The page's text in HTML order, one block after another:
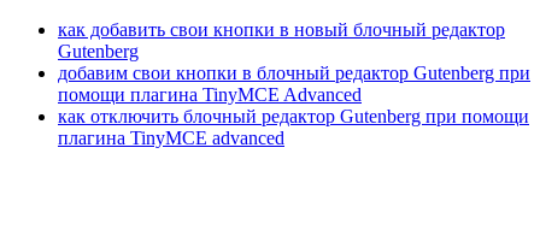
как добавить свои кнопки в новый блочный редактор
Gutenberg
добавим свои кнопки в блочный редактор Gutenberg при
помощи плагина TinyMCE Advanced
как отключить блочный редактор Gutenberg при помощи
плагина TinyMCE advanced